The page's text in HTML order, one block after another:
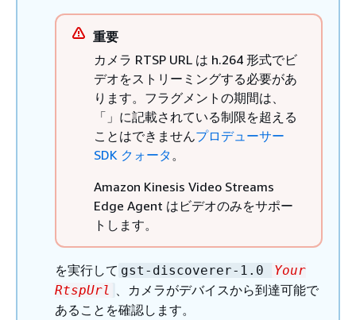
重要
カメラ RTSP URL は h.264 形式でビ
デオをストリーミングする必要があ
ります。フラグメントの期間は、
「」に記載されている制限を超える
ことはできませんプロデューサー
SDK クォータ。
Amazon Kinesis Video Streams
Edge Agent はビデオのみをサポー
トします。
を実行して gst-discoverer-1.0
Your
RtspUrl 、カメラがデバイスから到達可能で
あることを確認します。